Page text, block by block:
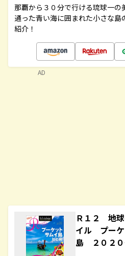
那覇から３０分で行ける琉球一
通った青い海に囲まれた小さな
紹介！
Ｒ１２ 地
イル プー
島 ２０２０
AD